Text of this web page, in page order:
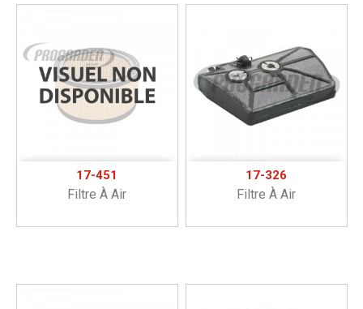
17-451
Filtre À Air
17-326
Filtre À Air